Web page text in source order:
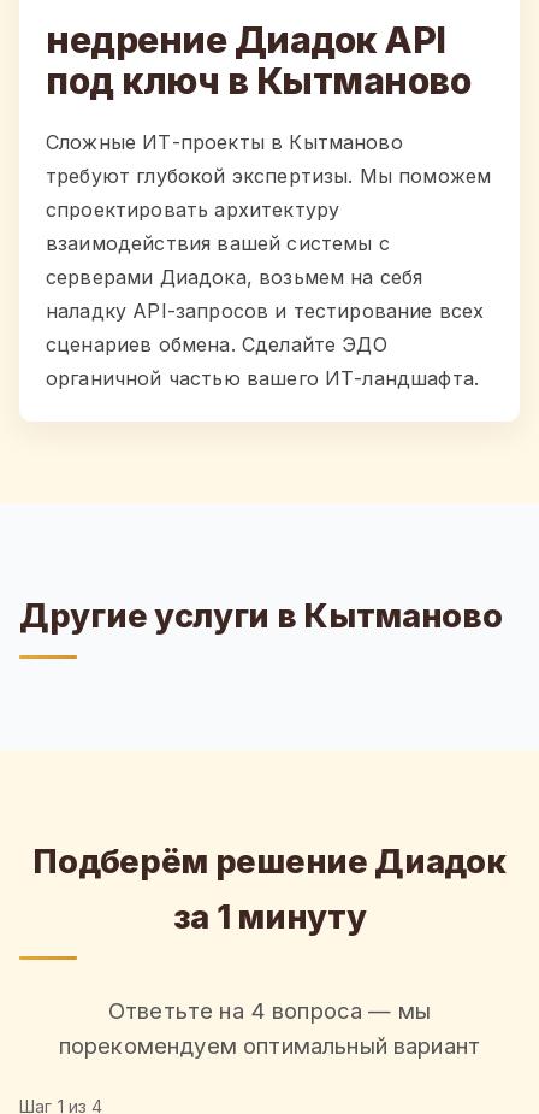
недрение Диадок API
под ключ в Кытманово
Сложные ИТ-проекты в Кытманово
требуют глубокой экспертизы. Мы поможем
спроектировать архитектуру
взаимодействия вашей системы с
серверами Диадока, возьмем на себя
наладку API-запросов и тестирование всех
сценариев обмена. Сделайте ЭДО
органичной частью вашего ИТ-ландшафта.
Другие услуги в Кытманово
Подберём решение Диадок
за 1 минуту
Ответьте на 4 вопроса — мы
порекомендуем оптимальный вариант
Шаг 1 из 4